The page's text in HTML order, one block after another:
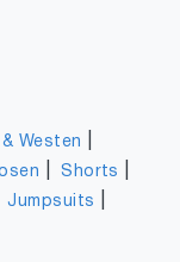
Westen
|Shorts
Jumpsuits